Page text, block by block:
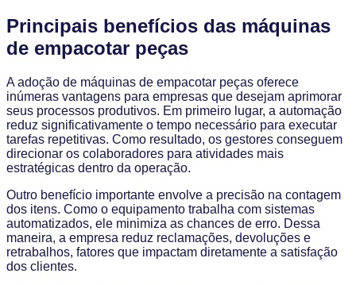
Principais benefícios das máquinas
de empacotar peças
A adoção de máquinas de empacotar peças oferece
inúmeras vantagens para empresas que desejam aprimorar
seus processos produtivos. Em primeiro lugar, a automação
reduz significativamente o tempo necessário para executar
tarefas repetitivas. Como resultado, os gestores conseguem
direcionar os colaboradores para atividades mais
estratégicas dentro da operação.
Outro benefício importante envolve a precisão na contagem
dos itens. Como o equipamento trabalha com sistemas
automatizados, ele minimiza as chances de erro. Dessa
maneira, a empresa reduz reclamações, devoluções e
retrabalhos, fatores que impactam diretamente a satisfação
dos clientes.